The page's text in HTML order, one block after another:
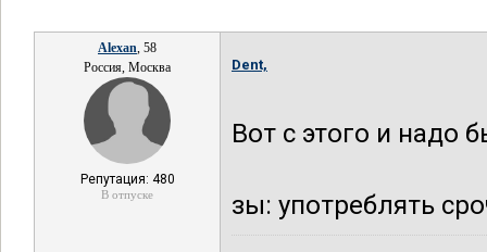
Alexan, 58
Россия, Москва
Репутация: 480
В отпуске
Dent,
Вот с этого и надо
зы: употреблять